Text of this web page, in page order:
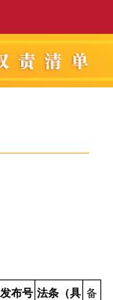
发布号 法条（具 备